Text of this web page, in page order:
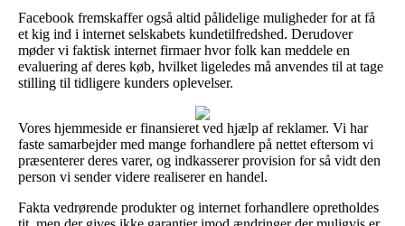
Facebook fremskaffer også altid pålidelige muligheder for at få
et kig ind i internet selskabets kundetilfredshed. Derudover
møder vi faktisk internet firmaer hvor folk kan meddele en
evaluering af deres køb, hvilket ligeledes må anvendes til at tage
stilling til tidligere kunders oplevelser.
Vores hjemmeside er finansieret ved hjælp af reklamer. Vi har
faste samarbejder med mange forhandlere på nettet eftersom vi
præsenterer deres varer, og indkasserer provision for så vidt den
person vi sender videre realiserer en handel.
Fakta vedrørende produkter og internet forhandlere opretholdes